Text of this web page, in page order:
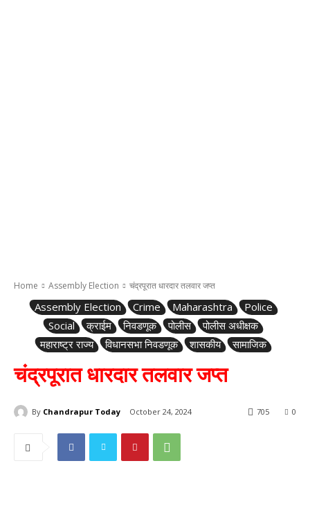
Home Assembly Election चंद्रपूरात धारदार तलवार जप्त
Assembly Election Crime Maharashtra
Police
Social
क्राईम निवडणूक पोलीस
पोलीस अधीक्षक
महाराष्ट्र राज्य
विधानसभा निवडणूक शासकीय सामाजिक
चंद्रपूरात धारदार तलवार जप्त
By Chandrapur Today October 24, 2024 0
705